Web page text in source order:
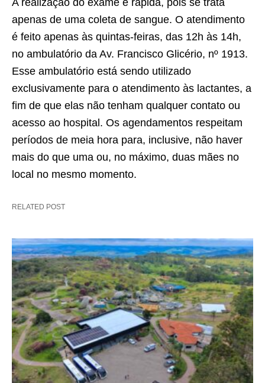
apenas de uma coleta de sangue. O atendimento
é feito apenas às quintas-feiras, das 12h às 14h,
no ambulatório da Av. Francisco Glicério, nº 1913.
Esse ambulatório está sendo utilizado
exclusivamente para o atendimento às lactantes, a
fim de que elas não tenham qualquer contato ou
acesso ao hospital. Os agendamentos respeitam
períodos de meia hora para, inclusive, não haver
mais do que uma ou, no máximo, duas mães no
local no mesmo momento.
RELATED POST